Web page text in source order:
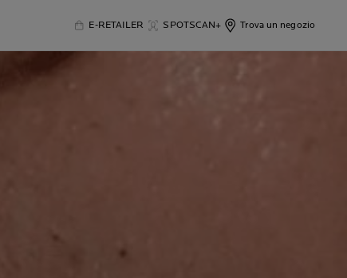
E-RETAILER SPOTSCAN+ Trova un negozio